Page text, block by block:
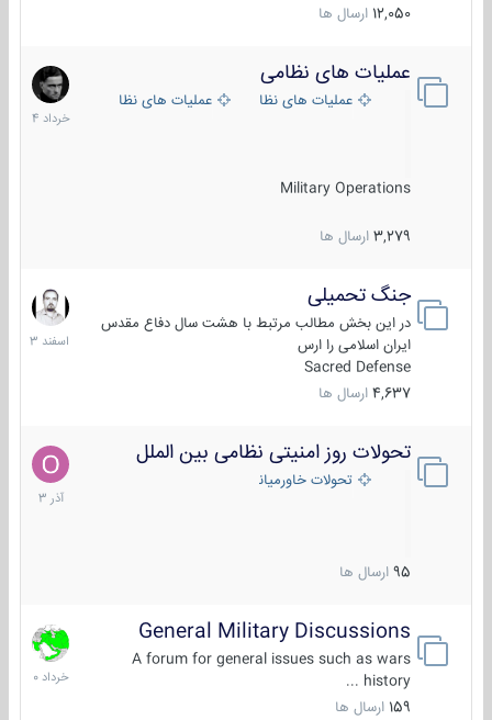
12,050 ارسال ها
عملیات های نظامی
عملیات های نظامی ایرانعملیات های نظامی خارجی
Military Operations
3,279 ارسال ها
5
خرداد
1404
جنگ تحمیلی
در این بخش مطالب مرتبط با هشت سال دفاع مقدس
ایران اسلامی را ارس
Sacred Defense
4,637 ارسال ها
20
اسفند
1403
تحولات روز امنیتی نظامی بین الملل
تحولات خاورمیانه
95 ارسال ها
21
آذر
1403
General Military Discussions
A forum for general issues such as wars
history ...
159 ارسال ها
10
خرداد
1400